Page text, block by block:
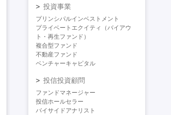
投資事業
プリンシパルインベストメント
プライベートエクイティ（バイアウ
ト・再生ファンド）
複合型ファンド
不動産ファンド
ベンチャーキャピタル
投信投資顧問
ファンドマネージャー
投信ホールセラー
バイサイドアナリスト